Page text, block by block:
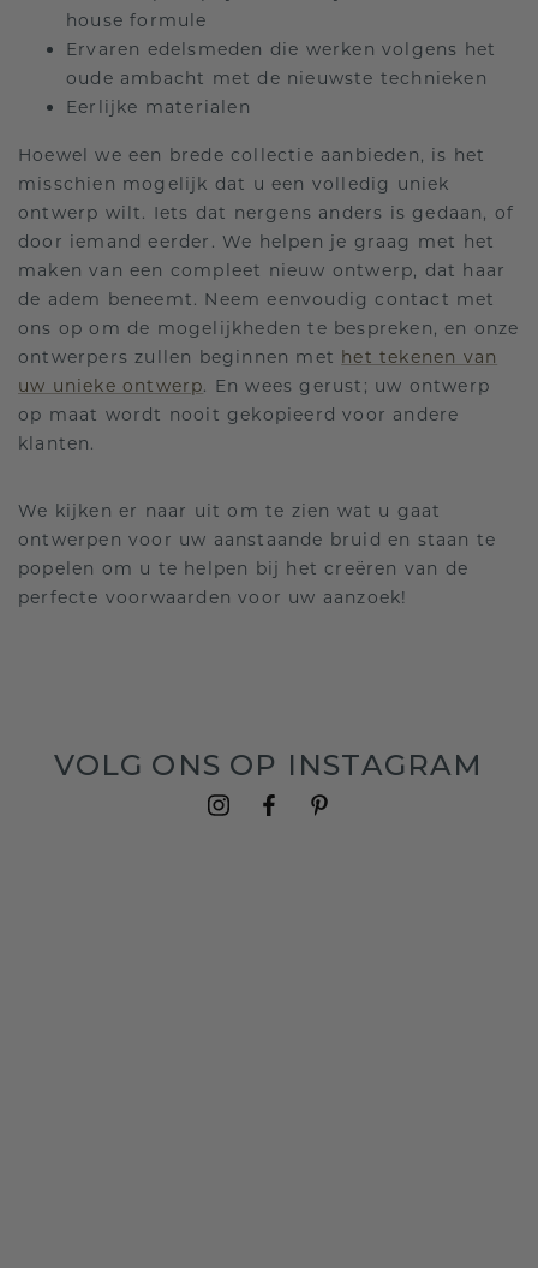
house formule
Ervaren edelsmeden die werken volgens het
oude ambacht met de nieuwste technieken
Eerlijke materialen
Hoewel we een brede collectie aanbieden, is het
misschien mogelijk dat u een volledig uniek
ontwerp wilt. Iets dat nergens anders is gedaan, of
door iemand eerder. We helpen je graag met het
maken van een compleet nieuw ontwerp, dat haar
de adem beneemt. Neem eenvoudig contact met
ons op om de mogelijkheden te bespreken, en onze
ontwerpers zullen beginnen met het tekenen van
uw unieke ontwerp. En wees gerust; uw ontwerp
op maat wordt nooit gekopieerd voor andere
klanten.
We kijken er naar uit om te zien wat u gaat
ontwerpen voor uw aanstaande bruid en staan te
popelen om u te helpen bij het creëren van de
perfecte voorwaarden voor uw aanzoek!
VOLG ONS OP INSTAGRAM